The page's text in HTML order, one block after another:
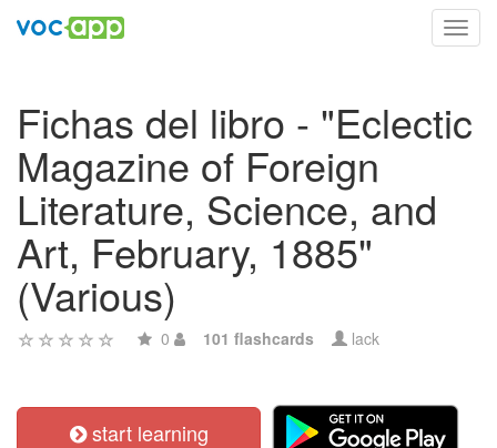
Fichas del libro - "Eclectic
Magazine of Foreign
Literature, Science, and
Art, February, 1885"
(Various)
0 101 flashcards lack
start learning